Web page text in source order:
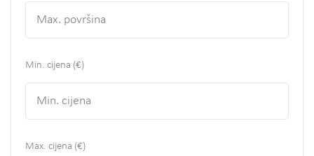
Min. cijena (€)
Max. cijena (€)